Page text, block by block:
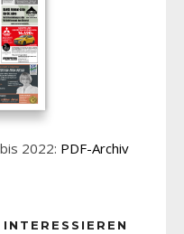
2022: PDF-Archiv